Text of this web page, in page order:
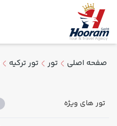
صفحه اصلی تور تور ترکیه
تور های ویژه